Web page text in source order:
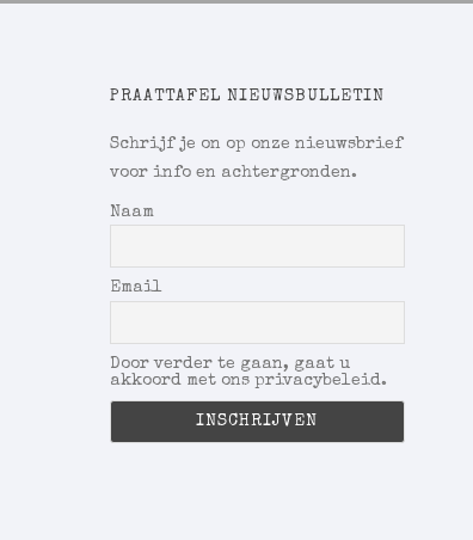
PRAATTAFEL NIEUWSBULLETIN
Schrijf je on op onze nieuwsbrief
voor info en achtergronden.
Naam
Email
Door verder te gaan, gaat u
akkoord met ons privacybeleid.